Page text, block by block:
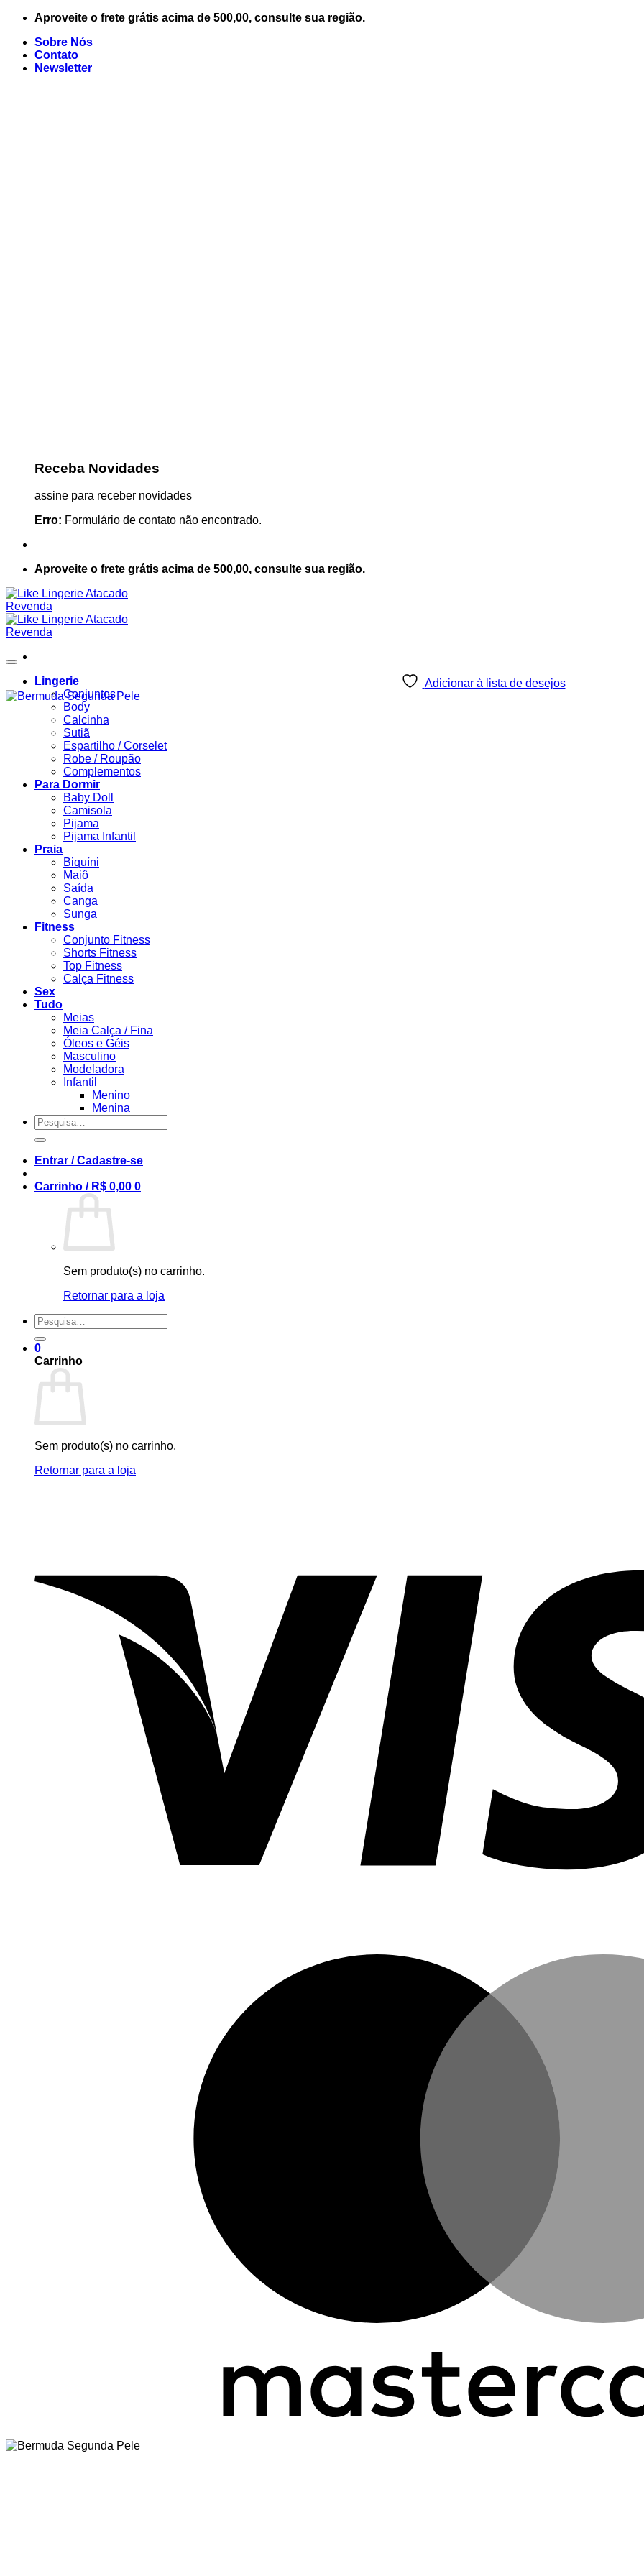
Skip
content
Aproveite o frete grátis acima de 500,00, consulte sua região.
Sobre Nós
Contato
Newsletter
Receba Novidades
assine para receber novidades
Erro: Formulário de contato não encontrado.
Aproveite o frete grátis acima de 500,00, consulte sua região.
Lingerie
Conjuntos
Body
Calcinha
Sutiã
Espartilho / Corselet
Robe / Roupão
Complementos
Para Dormir
Baby Doll
Camisola
Pijama
Pijama Infantil
Praia
Biquíni
Maiô
Saída
Canga
Sunga
Fitness
Conjunto Fitness
Shorts Fitness
Top Fitness
Calça Fitness
Sex
Tudo
Meias
Meia Calça / Fina
Óleos e Géis
Masculino
Modeladora
Infantil
Menino
Menina
Pesquisar
por:
Entrar / Cadastre-se
Carrinho / R$ 0,00 0
Sem produto(s) no carrinho.
Retornar para a loja
Pesquisar
por:
0
Carrinho
Sem produto(s) no carrinho.
Retornar para a loja
Adicionar à lista de desejos